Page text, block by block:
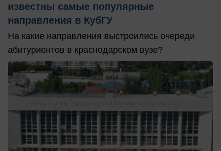
известны самые популярные
направления в КубГУ
На какие направления выстроились очереди
абитуриентов в краснодарском вузе?